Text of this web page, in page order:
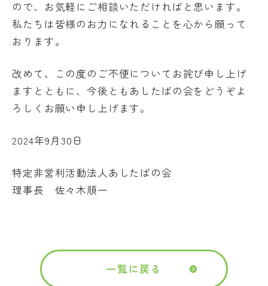
ので、お気軽にご相談いただければと思います。
私たちは皆様のお力になれることを心から願って
おります。
改めて、この度のご不便についてお詫び申し上げ
ますとともに、今後ともあしたばの会をどうぞよ
ろしくお願い申し上げます。
2024年9月30日
特定非営利活動法人あしたばの会
理事長 佐々木順一
一覧に戻る